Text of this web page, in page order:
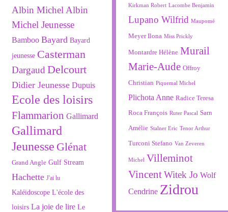
Albin MichelAlbin
Michel Jeunesse
Bamboo Bayard Bayard
jeunesse Casterman
DargaudDelcourt
Didier Jeunesse Dupuis
Ecole des loisirs
Flammarion Gallimard
Gallimard
Jeunesse Glénat
Grand Angle Gulf Stream
Hachette J'ai lu
Kaléidoscope L'école des
loisirs La joie de lire Le
Kirkman Robert Lacombe Benjamin
Lupano Wilfrid Maupomé
Meyer Ilona Miss Prickly
Montardre Hélène Murail
Marie-Aude Offroy
Christian Piquemal Michel
Plichota Anne Radice Teresa
Roca François Ruter Pascal Sarn
Amélie Stalner Eric Tenor Arthur
Turconi Stefano Van Zeveren
Michel Villeminot
Vincent Witek Jo Wolf
Cendrine Zidrou